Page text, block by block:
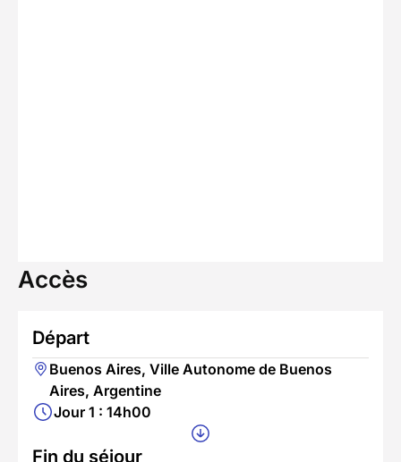
Accès
Départ
Buenos Aires, Ville Autonome de Buenos
Aires, Argentine
Jour 1 : 14h00
Fin du séjour